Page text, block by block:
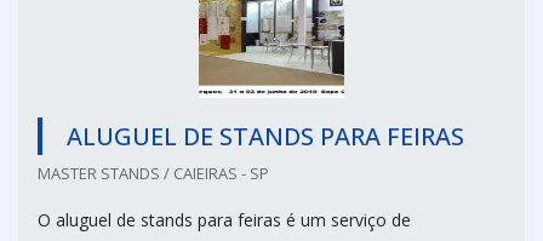
ALUGUEL DE STANDS PARA FEIRAS
MASTER STANDS / CAIEIRAS - SP
O aluguel de stands para feiras é um serviço de